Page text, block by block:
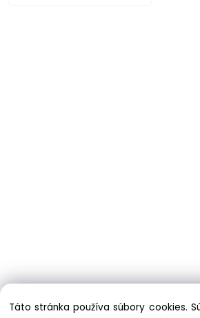
Táto stránka používa súbory cookies.